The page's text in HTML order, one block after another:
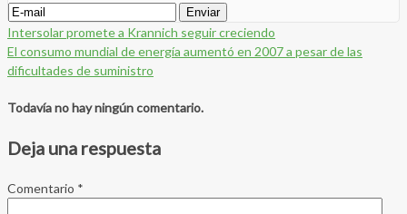
Intersolar promete a Krannich seguir creciendo
El consumo mundial de energía aumentó en 2007 a pesar de las
dificultades de suministro
Todavía no hay ningún comentario.
Deja una respuesta
Comentario *